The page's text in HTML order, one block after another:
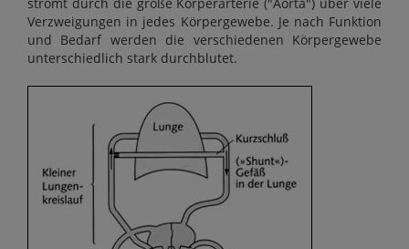
Verzweigungen in jedes Körpergewebe. Je nach Funktion
und Bedarf werden die verschiedenen Körpergewebe
unterschiedlich stark durchblutet.